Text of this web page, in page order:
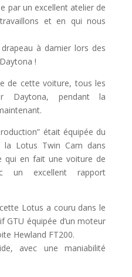
par un excellent atelier de
et en qui nous
à damier lors des
!
de cette voiture, tous les
Daytona, pendant la
était équipée du
Lotus Twin Cam dans
qui en fait une voiture de
un excellent rapport
Lotus a couru dans le
GTU équipée d’un moteur
Hewland FT200.
avec une maniabilité